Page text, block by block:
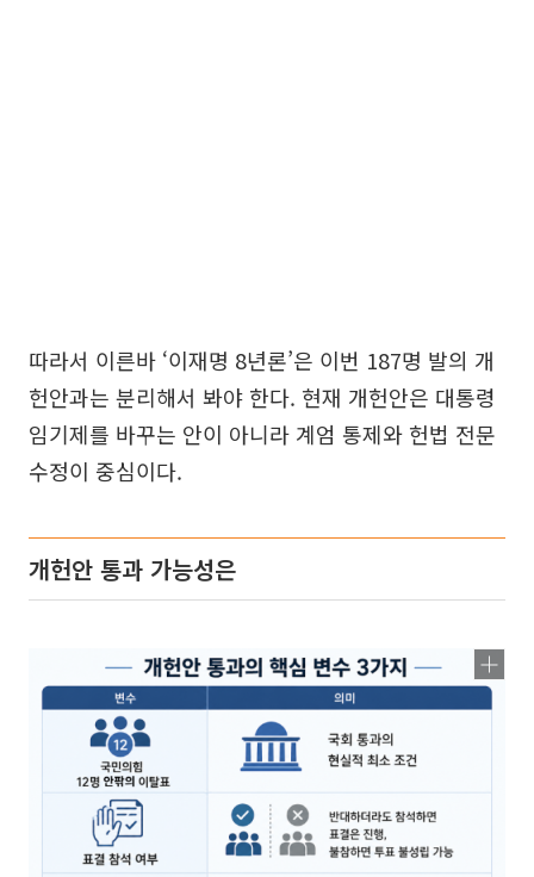
따라서 이른바 ‘이재명 8년론’은 이번 187명 발의 개
헌안과는 분리해서 봐야 한다. 현재 개헌안은 대통령
임기제를 바꾸는 안이 아니라 계엄 통제와 헌법 전문
수정이 중심이다.
개헌안 통과 가능성은